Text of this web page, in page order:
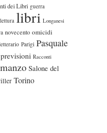
dei Libri guerra
lettura libri Longanesi
novecento omicidi
Parigi Pasquale
previsioni Racconti
Salone del
Torino